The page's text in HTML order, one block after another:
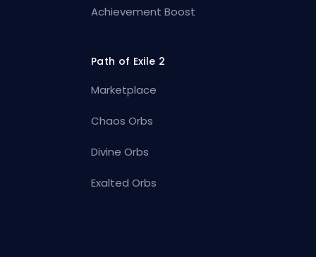
Achievement Boost
Path of Exile 2
Marketplace
Chaos Orbs
Divine Orbs
Exalted Orbs